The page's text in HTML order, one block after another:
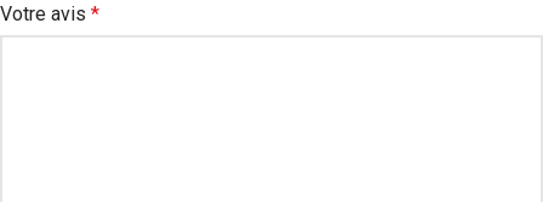
Votre avis *